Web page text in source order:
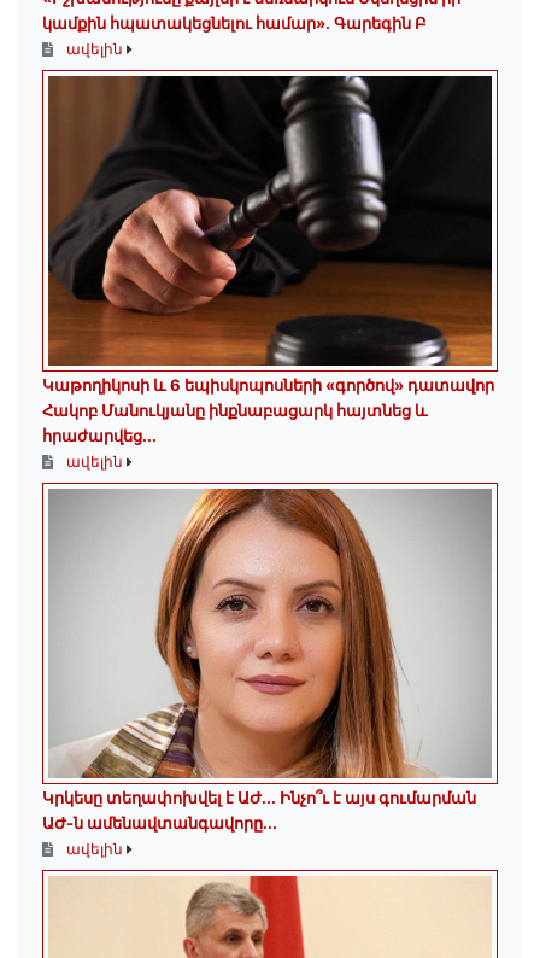
կամքին հպատակեցնելու համար»․ Գարեգին Բ
ավելին
️Կաթողիկոսի և 6 եպիսկոպոսների «գործով» դատավոր
Հակոբ Մանուկյանը ինքնաբացարկ հայտնեց և
հրաժարվեց...
ավելին
Կրկեսը տեղափոխվել է ԱԺ... Ինչո՞ւ է այս գումարման
ԱԺ-ն ամենավտանգավորը...
ավելին